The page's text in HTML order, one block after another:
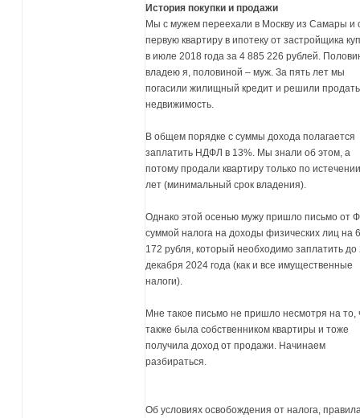
История покупки и продажи
Мы с мужем переехали в Москву из Самары и
первую квартиру в ипотеку от застройщика
в июле 2018 года за 4 885 226 рублей.
владею я, половиной – муж. За пять лет мы
погасили жилищный кредит и решили продать
недвижимость.
В общем порядке с суммы дохода полагается
заплатить НДФЛ в 13%. Мы знали об этом, а
потому продали квартиру только по
лет (минимальный срок владения).
Однако этой осенью мужу пришло письмо от
суммой налога на доходы физических лиц на
172 рубля, который необходимо заплатить до
декабря 2024 года (как и все имущественные
налоги).
Мне такое письмо не пришло несмотря на то,
также была собственником квартиры и тоже
получила доход от продажи. Начинаем
разбираться.
Об условиях освобождения от налога,